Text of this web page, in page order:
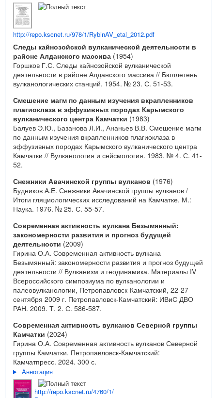
http://repo.kscnet.ru/978/1/RybinAV_etal_2012.pdf
Следы кайнозойской вулканической деятельности в
районе Алданского массива (1954)
Горшков Г.С. Следы кайнозойской вулканической
деятельности в районе Алданского массива // Бюллетень
вулканологических станций. 1954. № 23. С. 51-53.
Смешение магм по данным изучения вкрапленников
плагиоклаза в эффузивных породах Карымского
вулканического центра Камчатки (1983)
Балуев Э.Ю., Базанова Л.И., Ананьев В.В. Смешение магм
по данным изучения вкрапленников плагиоклаза в
эффузивных породах Карымского вулканического центра
Камчатки // Вулканология и сейсмология. 1983. № 4. С. 41-
52.
Снежники Авачинской группы вулканов (1976)
Будников А.Е. Снежники Авачинской группы вулканов /
Итоги гляциологических исследований на Камчатке. М.:
Наука. 1976. № 25. С. 55-57.
Современная активность вулкана Безымянный:
закономерности развития и прогноз будущей
деятельности (2009)
Гирина О.А. Современная активность вулкана
Безымянный: закономерности развития и прогноз будущей
деятельности // Вулканизм и геодинамика. Материалы IV
Всероссийского симпозиума по вулканологии и
палеовулканологии, Петропавловск-Камчатский, 22-27
сентября 2009 г. Петропавловск-Камчатский: ИВиС ДВО
РАН. 2009. Т. 2. С. 586-587.
Современная активность вулканов Северной группы
Камчатки (2024)
Гирина О.А. Современная активность вулканов Северной
группы Камчатки. Петропавловск-Камчатский:
Камчатпресс. 2024. 300 с.
Аннотация
http://repo.kscnet.ru/4760/1/